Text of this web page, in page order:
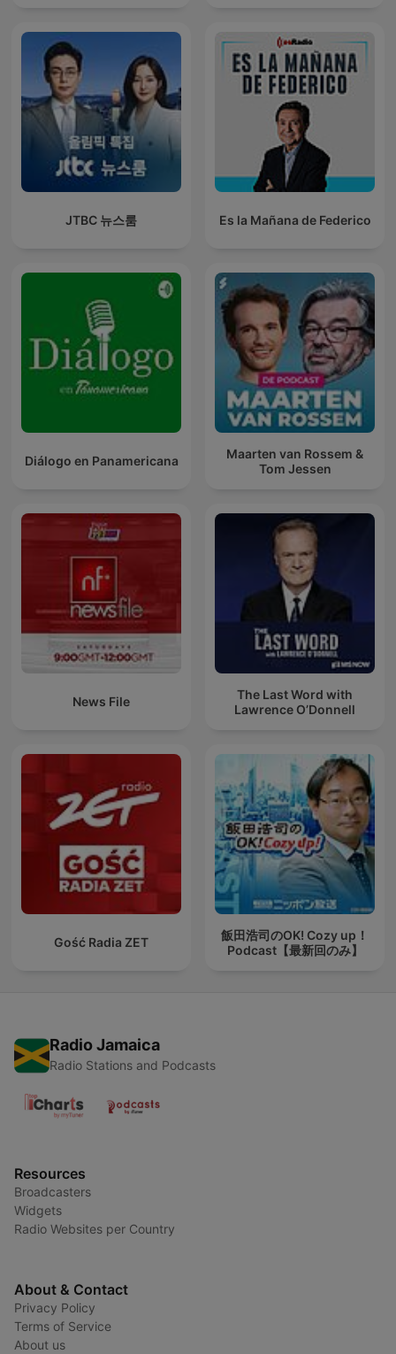
JTBC 뉴스룸 Es la Mañana de Federico
Diálogo en Panamericana
Maarten van Rossem &
Tom Jessen
News File
The Last Word with
Lawrence O’Donnell
Gość Radia ZET
飯田浩司のOK! Cozy up！
Podcast【最新回のみ】
Radio Jamaica
Radio Stations and Podcasts
Resources
Broadcasters
Widgets
Radio Websites per Country
About & Contact
Privacy Policy
Terms of Service
About us